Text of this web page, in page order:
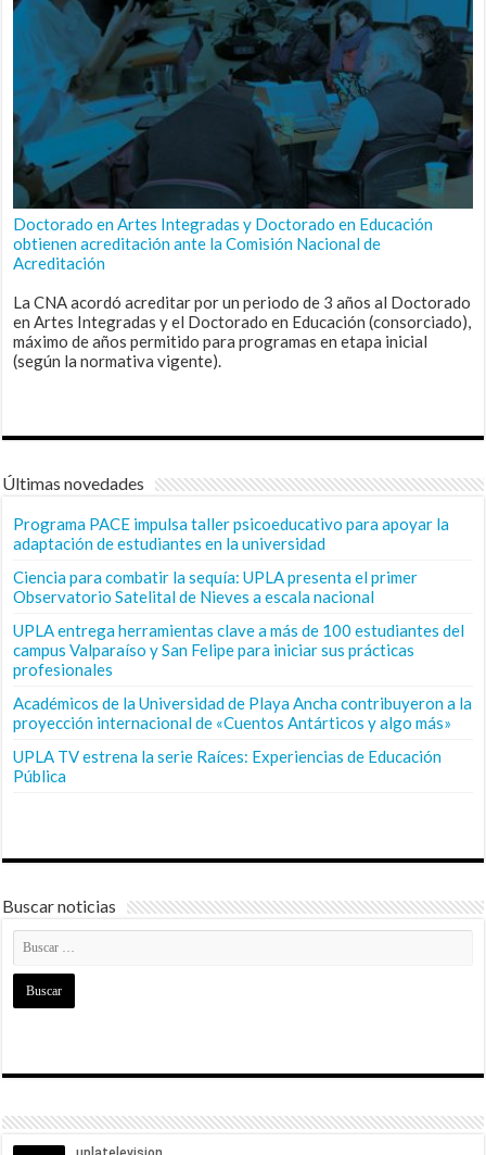
Doctorado en Artes Integradas y Doctorado en Educación
obtienen acreditación ante la Comisión Nacional de
Acreditación
La CNA acordó acreditar por un periodo de 3 años al Doctorado
en Artes Integradas y el Doctorado en Educación (consorciado),
máximo de años permitido para programas en etapa inicial
(según la normativa vigente).
Últimas novedades
Programa PACE impulsa taller psicoeducativo para apoyar la
adaptación de estudiantes en la universidad
Ciencia para combatir la sequía: UPLA presenta el primer
Observatorio Satelital de Nieves a escala nacional
UPLA entrega herramientas clave a más de 100 estudiantes del
campus Valparaíso y San Felipe para iniciar sus prácticas
profesionales
Académicos de la Universidad de Playa Ancha contribuyeron a la
proyección internacional de «Cuentos Antárticos y algo más»
UPLA TV estrena la serie Raíces: Experiencias de Educación
Pública
Buscar noticias